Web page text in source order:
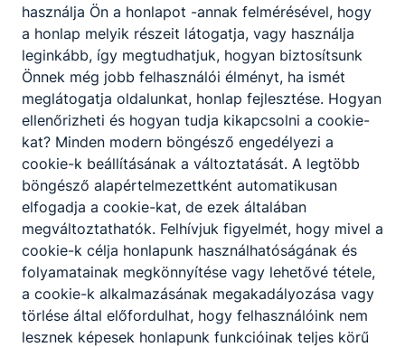
Partnereink
használja Ön a honlapot -annak felmérésével, hogy
a honlap melyik részeit látogatja, vagy használja
leginkább, így megtudhatjuk, hogyan biztosítsunk
Önnek még jobb felhasználói élményt, ha ismét
meglátogatja oldalunkat, honlap fejlesztése. Hogyan
ellenőrizheti és hogyan tudja kikapcsolni a cookie-
kat? Minden modern böngésző engedélyezi a
cookie-k beállításának a változtatását. A legtöbb
böngésző alapértelmezettként automatikusan
elfogadja a cookie-kat, de ezek általában
megváltoztathatók. Felhívjuk figyelmét, hogy mivel a
cookie-k célja honlapunk használhatóságának és
folyamatainak megkönnyítése vagy lehetővé tétele,
a cookie-k alkalmazásának megakadályozása vagy
törlése által előfordulhat, hogy felhasználóink nem
lesznek képesek honlapunk funkcióinak teljes körű